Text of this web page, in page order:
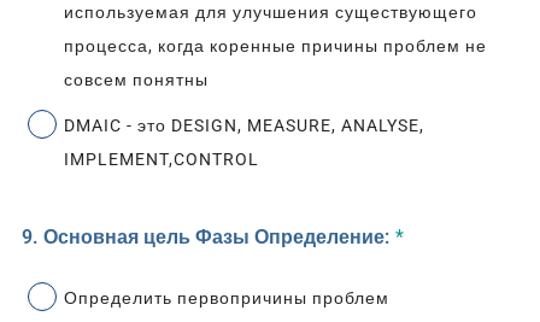
используемая для улучшения существующего
процесса, когда коренные причины проблем не
совсем понятны
DMAIC - это DESIGN, MEASURE, ANALYSE,
IMPLEMENT,CONTROL
9. Основная цель Фазы Определение: *
Определить первопричины проблем